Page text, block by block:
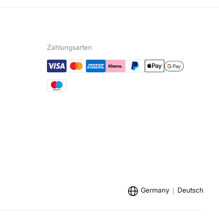
Zahlungsarten
Germany Deutsch